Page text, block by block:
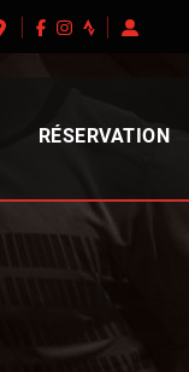
RÉSERVATION